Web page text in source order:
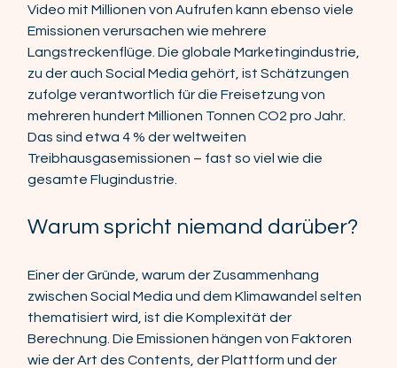
Video mit Millionen von Aufrufen kann ebenso viele
Emissionen verursachen wie mehrere
Langstreckenflüge. Die globale Marketingindustrie,
zu der auch Social Media gehört, ist Schätzungen
zufolge verantwortlich für die Freisetzung von
mehreren hundert Millionen Tonnen CO2 pro Jahr.
Das sind etwa 4 % der weltweiten
Treibhausgasemissionen – fast so viel wie die
gesamte Flugindustrie.
Warum spricht niemand darüber?
Einer der Gründe, warum der Zusammenhang
zwischen Social Media und dem Klimawandel selten
thematisiert wird, ist die Komplexität der
Berechnung. Die Emissionen hängen von Faktoren
wie der Art des Contents, der Plattform und der